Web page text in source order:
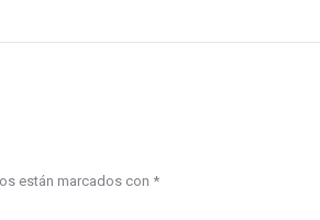
están marcados con *